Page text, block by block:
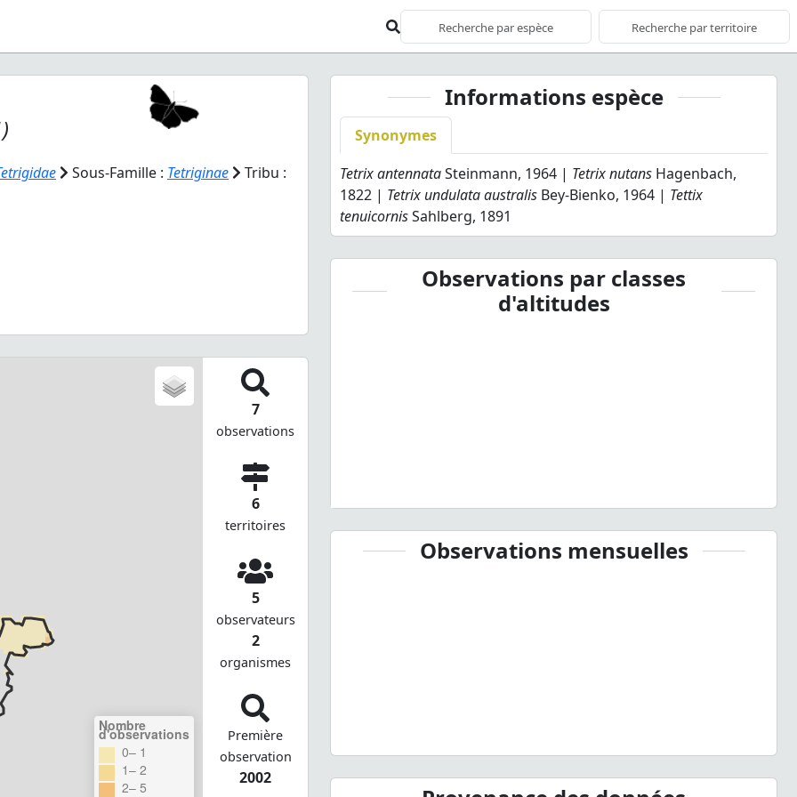
Sous-Famille : Tetriginae Tribu :
Nombre
d'observations
0– 1
1– 2
2– 5
7
observations
6
territoires
5
observateurs
2
organismes
Première
observation
2002
Informations espèce
Synonymes
Tetrix antennataSteinmann, 1964 | Tetrix nutans Hagenbach,
1822 | Tetrix undulata australis Bey-Bienko, 1964 | Tettix
tenuicornisSahlberg, 1891
Observations par classes
d'altitudes
Observations mensuelles